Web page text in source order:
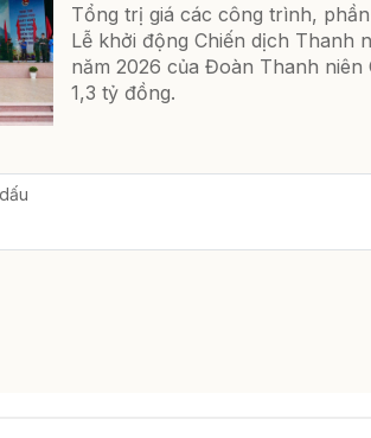
Tổng trị giá các công trình,
Lễ khởi động Chiến dịch Thanh
năm 2026 của Đoàn Thanh niên
1,3 tỷ đồng.